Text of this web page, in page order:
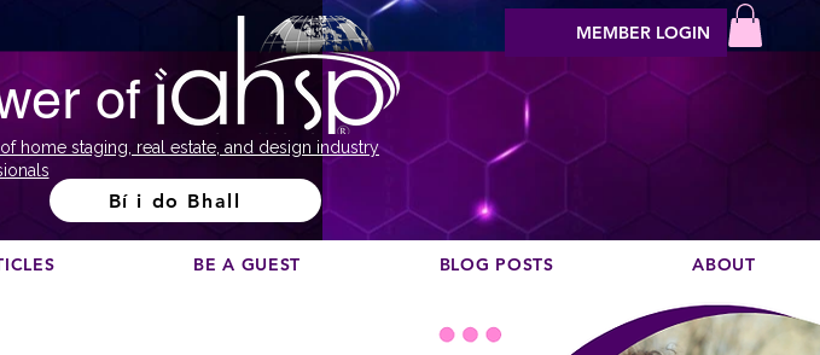
of
home staging, real estate, and design industry
Bí i do Bhall
MEMBER LOGIN
BE A GUEST BLOG POSTS ABOUT